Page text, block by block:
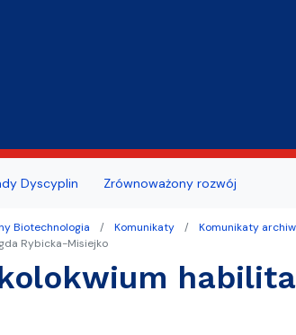
Portal Studenta
Erasmus i inne programy dla studentów i
doktorantów
Dyscyplin Zrównoważony rozwój
Biotechnologia Komunikaty
Komunikaty
Rybicka-Misiejko